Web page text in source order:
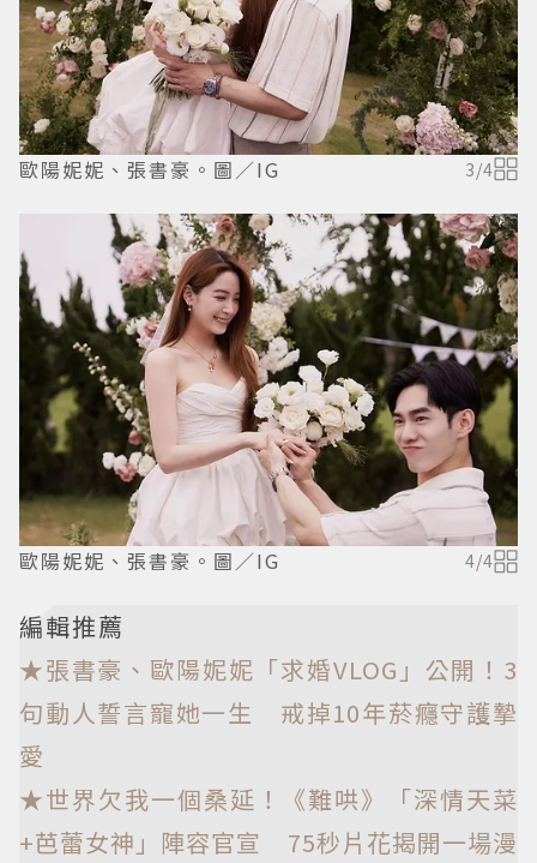
歐陽妮妮、張書豪。圖／IG 3/4
歐陽妮妮、張書豪。圖／IG 4/4
編輯推薦
★張書豪、歐陽妮妮「求婚VLOG」公開！3
句動人誓言寵她一生 戒掉10年菸癮守護摯
愛
★世界欠我一個桑延！《難哄》「深情天菜
+芭蕾女神」陣容官宣 75秒片花揭開一場漫